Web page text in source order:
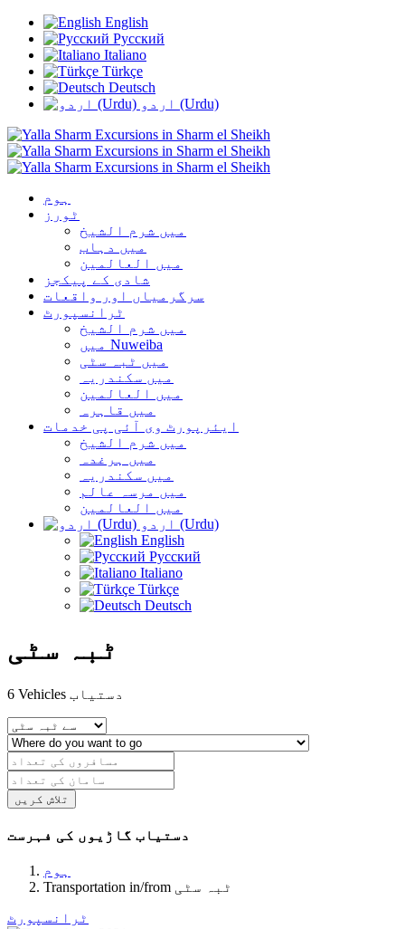
English
Русский
Italiano
Türkçe
Deutsch
اردو (Urdu)
ہوم
ٹورز
میں شرم الشیخ
میں دہاب
میں العالمین
شادی کے پیکجز
سرگرمیاں اور واقعات
ٹرانسپورٹ
میں شرم الشیخ
میں Nuweiba
میں ٹبہ سٹی
میں سکندریہ
میں العالمین
میں قاہرہ
ایئرپورٹ وی آئی پی خدمات
میں شرم الشیخ
میں ہرغدہ
میں سکندریہ
میں مرسہ عالم
میں العالمین
اردو (Urdu)
English
Русский
Italiano
Türkçe
Deutsch
ٹبہ سٹی
6 Vehicles دستیاب
تلاش کریں
دستیاب گاڑیوں کی فہرست
ہوم
Transportation in/from ٹبہ سٹی
ٹرانسپورٹ